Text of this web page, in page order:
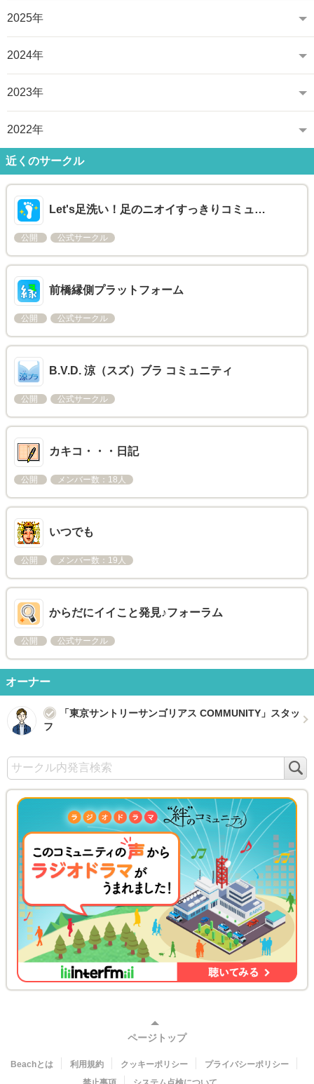
2025年
2024年
2023年
2022年
近くのサークル
Let's足洗い！足のニオイすっきりコミュ…
公開 公式サークル
前橋縁側プラットフォーム
公開 公式サークル
B.V.D. 涼（スズ）ブラ コミュニティ
公開 公式サークル
カキコ・・・日記
公開 メンバー数：18人
いつでも
公開 メンバー数：19人
からだにイイこと発見♪フォーラム
公開 公式サークル
オーナー
「東京サントリーサンゴリアス COMMUNITY」スタッ
フ
索
ページトップ
Beachとは 利用規約 クッキーポリシー
プライバシーポリシー